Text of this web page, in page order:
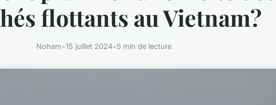
flottants au Vietnam?
Noham•15 juillet 2024•5 min de lecture